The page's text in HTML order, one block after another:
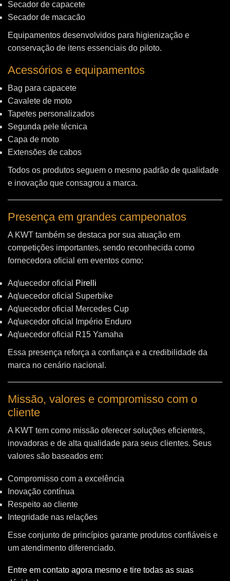
Secador de capacete
Secador de macacão
Equipamentos desenvolvidos para higienização e
conservação de itens essenciais do piloto.
Acessórios e equipamentos
Bag para capacete
Cavalete de moto
Tapetes personalizados
Segunda pele técnica
Capa de moto
Extensões de cabos
Todos os produtos seguem o mesmo padrão de qualidade
e inovação que consagrou a marca.
Presença em grandes campeonatos
A KWT também se destaca por sua atuação em
competições importantes, sendo reconhecida como
fornecedora oficial em eventos como:
Aq\uecedor oficial
Pirelli
Aq\uecedor oficial Superbike
Aq\uecedor oficial Mercedes Cup
Aq\uecedor oficial Império Enduro
Aq\uecedor oficial R15 Yamaha
Essa presença reforça a confiança e a credibilidade da
marca no cenário nacional.
Missão, valores e compromisso com o
cliente
A KWT tem como missão oferecer soluções eficientes,
inovadoras e de alta qualidade para seus clientes. Seus
valores são baseados em:
Compromisso com a excelência
Inovação contínua
Respeito ao cliente
Integridade nas relações
Esse conjunto de princípios garante produtos confiáveis e
um atendimento diferenciado.
Entre em contato agora mesmo e tire todas as suas